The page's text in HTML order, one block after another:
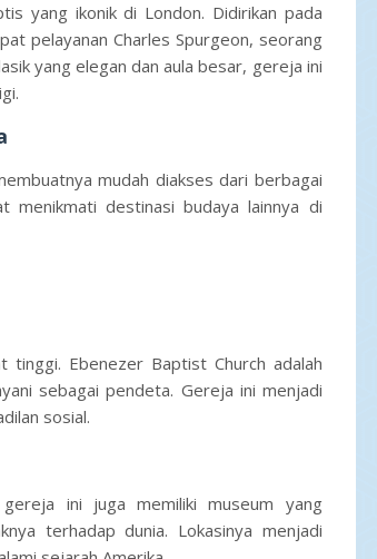
yang ikonik di London. Didirikan pada
pelayanan Charles Spurgeon, seorang
yang elegan dan aula besar, gereja ini
mudah diakses dari berbagai
menikmati destinasi budaya lainnya di
tinggi. Ebenezer Baptist Church adalah
sebagai pendeta. Gereja ini menjadi
sosial.
ini juga memiliki museum yang
terhadap dunia. Lokasinya menjadi